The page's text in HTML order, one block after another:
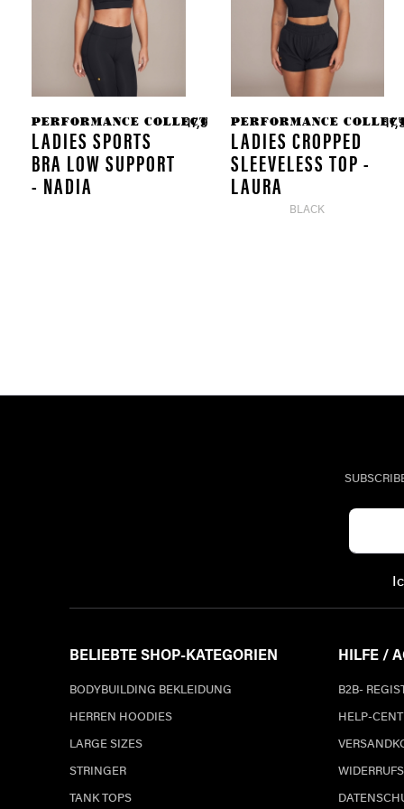
PERFORMANCE COLLECTION
LADIES SPORTS
BRA LOW SUPPORT
- NADIA
17,97 € * 59,90 € *
PERFORMANCE
LADIES CROPPED
SLEEVELESS TOP -
LAURA
BLACK
BELIEBTE SHOP-KATEGORIEN
BODYBUILDING BEKLEIDUNG
HERREN HOODIES
LARGE SIZES
STRINGER
TANK TOPS
HILFE /
B2B-
HELP-